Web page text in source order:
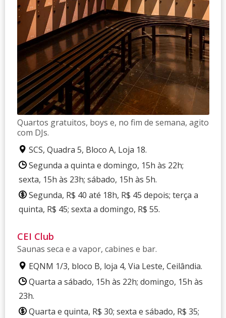
Quartos gratuitos, boys e, no fim de semana, agito
com DJs.
SCS, Quadra 5, Bloco A, Loja 18.
Segunda a quinta e domingo, 15h às 22h;
sexta, 15h às 23h; sábado, 15h às 5h.
Segunda, R$ 40 até 18h, R$ 45 depois; terça a
quinta, R$ 45; sexta a domingo, R$ 55.
CEI Club
Saunas seca e a vapor, cabines e bar.
EQNM 1/3, bloco B, loja 4, Via Leste, Ceilândia.
Quarta a sábado, 15h às 22h; domingo, 15h às
23h.
Quarta e quinta, R$ 30; sexta e sábado, R$ 35;